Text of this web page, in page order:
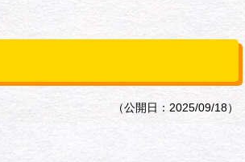
（公開日：2025/09/18）